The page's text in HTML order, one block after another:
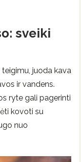
sveiki
juoda kava
ir vandens.
ryte gali pagerinti
kovoti su
nuo